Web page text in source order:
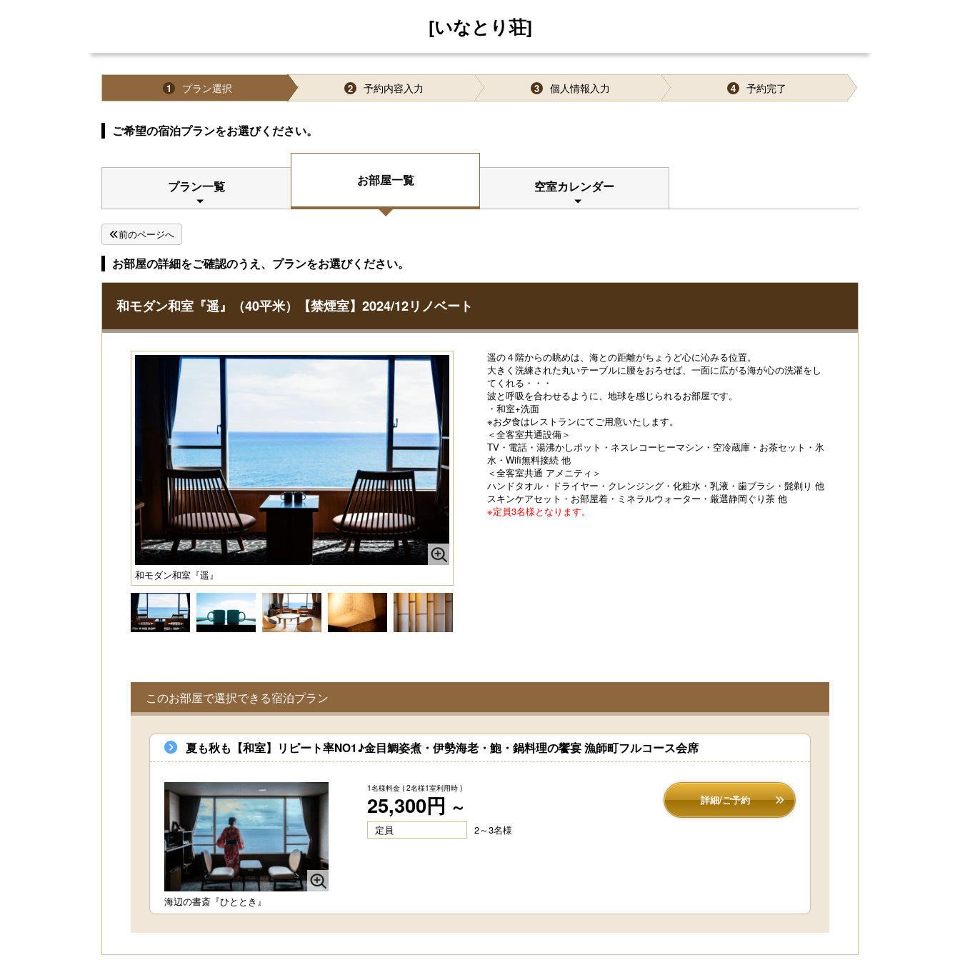
[いなとり荘]
1 プラン選択 2 予約内容入力 3 個人情報入力 4 予約完了
ご希望の宿泊プランをお選びください。
プラン一覧 お部屋一覧 空室カレンダー
前のページへ
お部屋の詳細をご確認のうえ、プランをお選びください。
和モダン和室『遥』（40平米）【禁煙室】2024/12リノベート
和モダン和室『遥』
遥の４階からの眺めは、海との距離がちょうど心に沁みる位置。
大きく洗練された丸いテーブルに腰をおろせば、一面に広がる海が心の洗濯をし
てくれる・・・
波と呼吸を合わせるように、地球を感じられるお部屋です。
・和室+洗面
※お夕食はレストランにてご用意いたします。
＜全客室共通設備＞
TV・電話・湯沸かしポット・ネスレコーヒーマシン・空冷蔵庫・お茶セット・氷
水・Wifi無料接続 他
＜全客室共通 アメニティ＞
ハンドタオル・ドライヤー・クレンジング・化粧水・乳液・歯ブラシ・髭剃り 他
スキンケアセット・お部屋着・ミネラルウォーター・厳選静岡ぐり茶 他
※定員3名様となります。
このお部屋で選択できる宿泊プラン
夏も秋も【和室】リピート率NO1♪金目鯛姿煮・伊勢海老・鮑・鍋料理の饗宴 漁師町フルコース会席
海辺の書斎『ひととき』
1名様料金 ( 2名様1室利用時 )
25,300円 ～ 詳細/ご予約
定員 2～3名様